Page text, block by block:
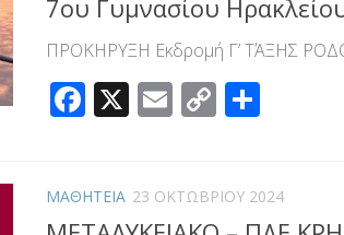
7ου Γυμνασίου
ΠΡΟΚΗΡΥΞΗ Εκδρομή Γ’ ΤΆΞΗΣ
Facebook
X Email
Copy
ΜΑΘΗΤΕΙΑ 23 ΟΚΤΩΒΡΊΟΥ 2024